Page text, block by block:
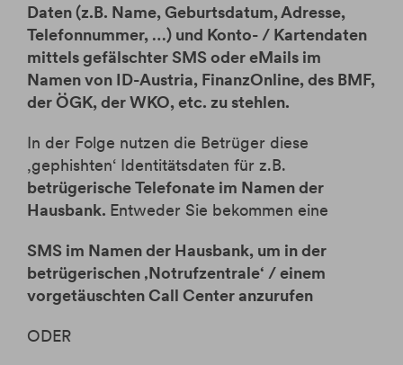
Änderung Rateneinzugskonto
Änderung Ratentermin
Hebelprodukte
Börsenhandel
Direkthandel
Krypto-ETPs
Investmentrechner
Wertpapier Blog
Steuerinformationen
eBanking Login
Daten (z.B. Name, Geburtsdatum, Adresse,
Telefonnummer, …) und Konto- / Kartendaten
mittels gefälschter SMS oder eMails im
Namen von ID-Austria, FinanzOnline, des BMF,
der ÖGK, der WKO, etc. zu stehlen.
In der Folge nutzen die Betrüger diese
‚gephishten‘ Identitätsdaten für z.B.
betrügerische Telefonate im Namen der
Hausbank. Entweder Sie bekommen eine
SMS im Namen der Hausbank, um in der
betrügerischen ‚Notrufzentrale‘ / einem
vorgetäuschten Call Center anzurufen
ODER